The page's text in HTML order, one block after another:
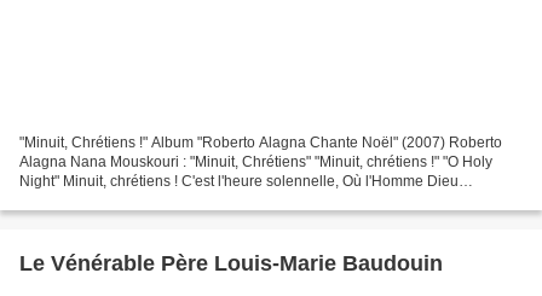
"Minuit, Chrétiens !" Album "Roberto Alagna Chante Noël" (2007) Roberto
Alagna Nana Mouskouri : "Minuit, Chrétiens" "Minuit, chrétiens !" "O Holy
Night" Minuit, chrétiens ! C'est l'heure solennelle, Où l'Homme Dieu
Le Vénérable Père Louis-Marie Baudouin